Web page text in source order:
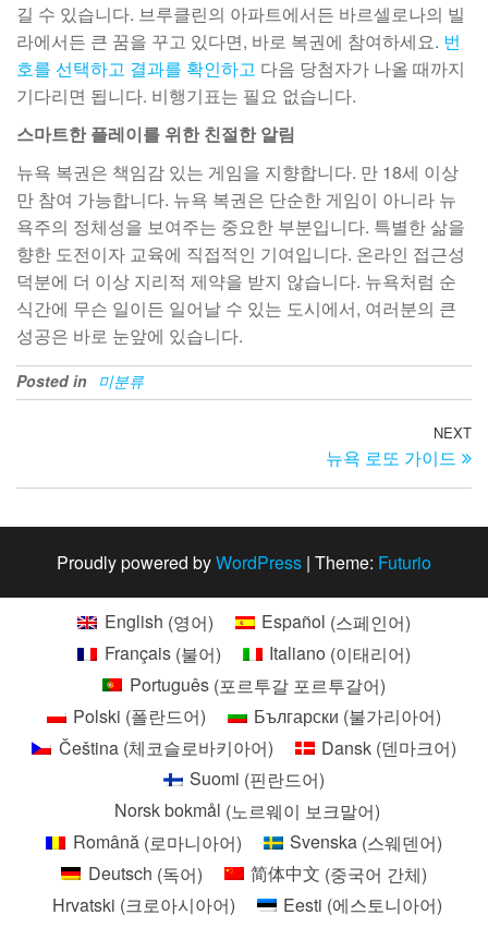
길 수 있습니다. 브루클린의 아파트에서든 바르셀로나의 빌
라에서든 큰 꿈을 꾸고 있다면, 바로 복권에 참여하세요. 번
호를 선택하고 결과를 확인하고 다음 당첨자가 나올 때까지
기다리면 됩니다. 비행기표는 필요 없습니다.
스마트한 플레이를 위한 친절한 알림
뉴욕 복권은 책임감 있는 게임을 지향합니다. 만 18세 이상
만 참여 가능합니다. 뉴욕 복권은 단순한 게임이 아니라 뉴
욕주의 정체성을 보여주는 중요한 부분입니다. 특별한 삶을
향한 도전이자 교육에 직접적인 기여입니다. 온라인 접근성
덕분에 더 이상 지리적 제약을 받지 않습니다. 뉴욕처럼 순
식간에 무슨 일이든 일어날 수 있는 도시에서, 여러분의 큰
성공은 바로 눈앞에 있습니다.
Posted in 미분류
탐
NEXT
뉴욕 로또 가이드
Proudly powered byWordPress | Theme: Futurio
English (영어) Español (스페인어)
Français(불어) Italiano (이태리어)
Português(포르투갈 포르투갈어)
Polski (폴란드어) Български (불가리아어)
Čeština(체코슬로바키아어) Dansk(덴마크어)
Suomi (핀란드어)
Norsk bokmål (노르웨이 보크말어)
Română(로마니아어) Svenska(스웨덴어)
Deutsch (독어) 简体中文 (중국어 간체)
Hrvatski (크로아시아어) Eesti (에스토니아어)